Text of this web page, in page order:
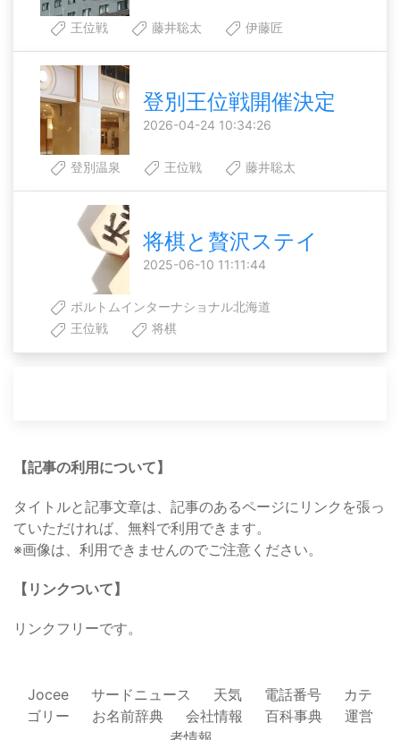
王位戦 藤井聡太 伊藤匠
登別王位戦開催決定
2026-04-24 10:34:26
登別温泉 王位戦 藤井聡太
将棋と贅沢ステイ
2025-06-10 11:11:44
ポルトムインターナショナル北海道
王位戦
将棋
【記事の利用について】
タイトルと記事文章は、記事のあるページにリンクを張っ
ていただければ、無料で利用できます。
※画像は、利用できませんのでご注意ください。
【リンクついて】
リンクフリーです。
Jocee サードニュース 天気 電話番号
カテ
ゴリー
お名前辞典 会社情報 百科事典
運営